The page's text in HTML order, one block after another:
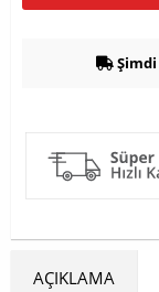
Şimdi
AÇIKLAMA